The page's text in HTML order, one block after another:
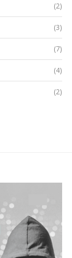
(2)
(3)
(7)
(4)
(2)